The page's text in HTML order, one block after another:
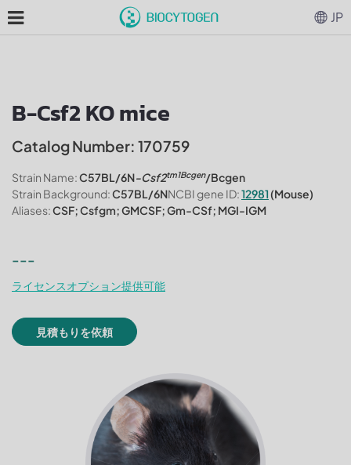
B-Csf2 KO mice
Catalog Number: 170759
Strain Name:C57BL/6N-Csf2tm1Bcgen/Bcgen
Strain Background:C57BL/6NNCBI gene ID:12981 (Mouse)
Aliases:CSF; Csfgm; GMCSF; Gm-CSf; MGI-IGM
---
ライセンスオプション提供可能
見積もりを依頼
JP